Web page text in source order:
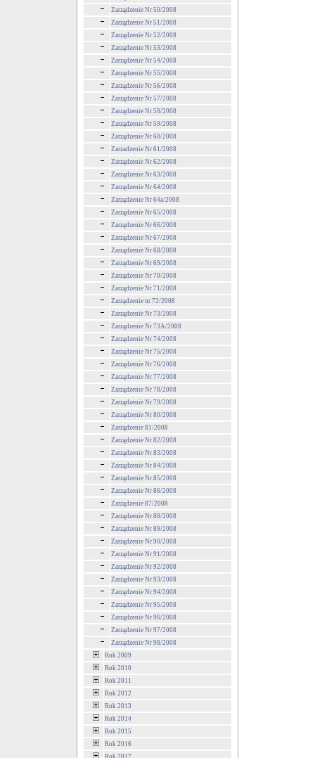
Zarządzenie Nr 50/2008
Zarządzenie Nr 51/2008
Zarządzenie Nr 52/2008
Zarządzenie Nr 53/2008
Zarządzenie Nr 54/2008
Zarządzenie Nr 55/2008
Zarządzenie Nr 56/2008
Zarządzenie Nr 57/2008
Zarządzenie Nr 58/2008
Zarządzenie Nr 59/2008
Zarządzenie Nr 60/2008
Zarzadzenie Nr 61/2008
Zarządzenie Nr 62/2008
Zarządzenie Nr 63/2008
Zarządzenie Nr 64/2008
Zarządzenie Nr 64a/2008
Zarządzenie Nr 65/2008
Zarządzenie Nr 66/2008
Zarządzenie Nr 67/2008
Zarządzenie Nr 68/2008
Zarządzenie Nr 69/2008
Zarządzenie Nr 70/2008
Zarządzenie Nr 71/2008
Zarządzenie nr 72/2008
Zarządzenie Nr 73/2008
Zarządzenie Nr 73A/2008
Zarządzenie Nr 74/2008
Zarządzenie Nr 75/2008
Zarządzenie Nr 76/2008
Zarządzenie Nr 77/2008
Zarządzenie Nr 78/2008
Zarządzenie Nr 79/2008
Zarządzenie Nr 80/2008
Zarządzenie 81/2008
Zarządzenie Nr 82/2008
Zarządzenie Nr 83/2008
Zarządzenie Nr 84/2008
Zarządzenie Nr 85/2008
Zarządzenie Nr 86/2008
Zarządzenie 87/2008
Zarządzenie Nr 88/2008
Zarządzenie Nr 89/2008
Zarządzenie Nr 90/2008
Zarządzenie Nr 91/2008
Zarządzenie Nr 92/2008
Zarządzenie Nr 93/2008
Zarządzenie Nr 94/2008
Zarządzenie Nr 95/2008
Zarządzenie Nr 96/2008
Zarządzenie Nr 97/2008
Zarządzenie Nr 98/2008
Rok 2009
Rok 2010
Rok 2011
Rok 2012
Rok 2013
Rok 2014
Rok 2015
Rok 2016
Rok 2017